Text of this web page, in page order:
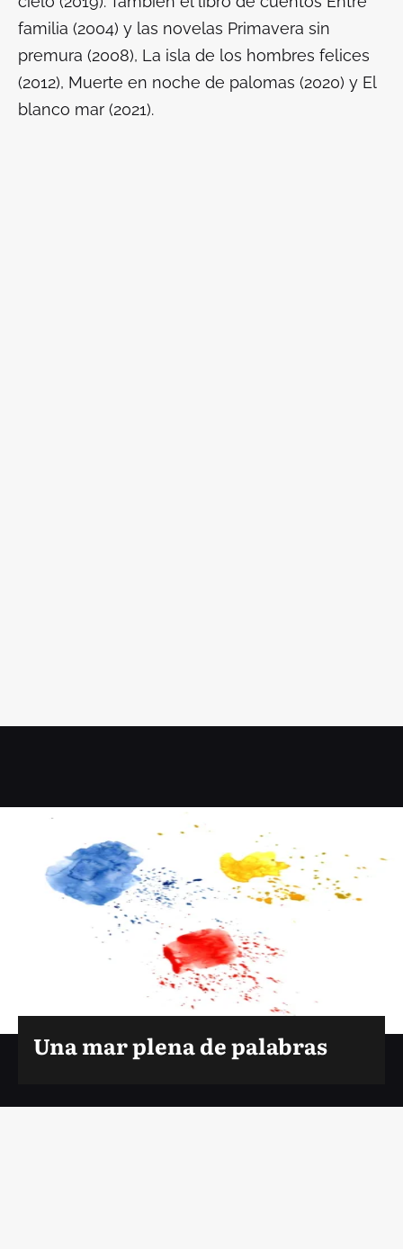
familia (2004) y las novelas Primavera sin
premura (2008), La isla de los hombres felices
(2012), Muerte en noche de palomas (2020) y El
blanco mar (2021).